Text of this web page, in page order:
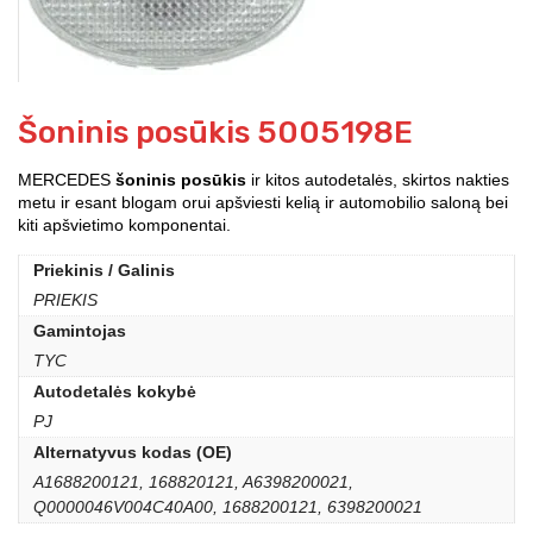
Šoninis posūkis 5005198E
MERCEDES šoninis posūkis ir kitos autodetalės, skirtos nakties
metu ir esant blogam orui apšviesti kelią ir automobilio saloną bei
kiti apšvietimo komponentai.
Priekinis / Galinis
PRIEKIS
Gamintojas
TYC
Autodetalės kokybė
PJ
Alternatyvus kodas (OE)
A1688200121, 168820121, A6398200021,
Q0000046V004C40A00, 1688200121, 6398200021